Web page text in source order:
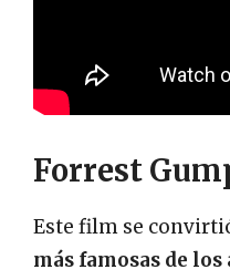
Forrest
Este film se
más famosas de los